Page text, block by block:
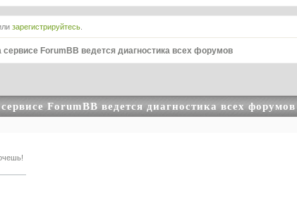
зарегистрируйтесь.
сервисе ForumBB ведется диагностика всех форумов
ForumBB ведется диагностика всех форумов